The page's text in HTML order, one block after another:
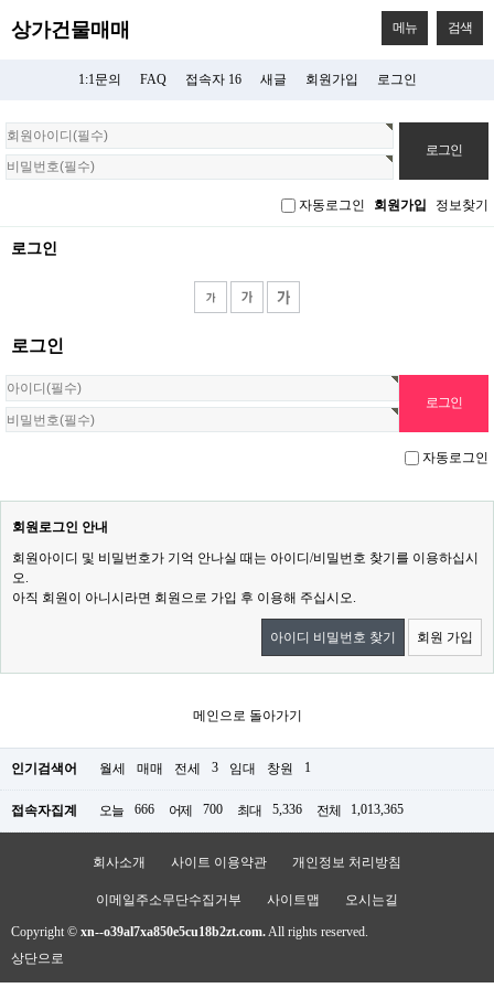
상가건물매매 메뉴 검색
1:1문의 FAQ 접속자 16 새글 회원가입 로그인
회
원
로
자동로그인 회원가입 정보찾기
로그인
로그인
자동로그인
회원로그인 안내
회원아이디 및 비밀번호가 기억 안나실 때는 아이디/비밀번호 찾기를 이용하십시
오.
아직 회원이 아니시라면 회원으로 가입 후 이용해 주십시오.
아이디 비밀번호 찾기 회원 가입
메인으로 돌아가기
인기검색어 월세 매매 전세 3 임대 창원 1
접속자집계 오늘 666 어제 700 최대 5,336 전체 1,013,365
회사소개 사이트 이용약관 개인정보 처리방침
이메일주소무단수집거부 사이트맵 오시는길
Copyright © xn--o39al7xa850e5cu18b2zt.com.All rights reserved.
상단으로